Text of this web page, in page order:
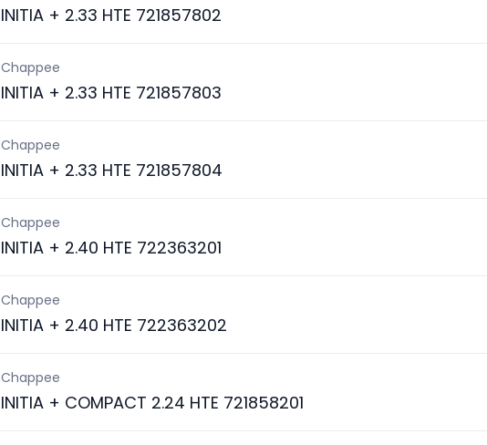
INITIA + 2.33 HTE 721857802
Chappee
INITIA + 2.33 HTE 721857803
Chappee
INITIA + 2.33 HTE 721857804
Chappee
INITIA + 2.40 HTE 722363201
Chappee
INITIA + 2.40 HTE 722363202
Chappee
INITIA + COMPACT 2.24 HTE 721858201